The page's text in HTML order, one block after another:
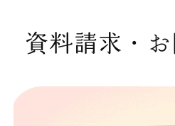
資料請求・